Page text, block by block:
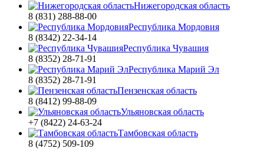
Нижегородская область
8 (831) 288-88-00
Республика Мордовия
8 (8342) 22-34-14
Республика Чувашия
8 (8352) 28-71-91
Республика Марий Эл
8 (8352) 28-71-91
Пензенская область
8 (8412) 99-88-09
Ульяновская область
+7 (8422) 24-63-24
Тамбовская область
8 (4752) 509-109